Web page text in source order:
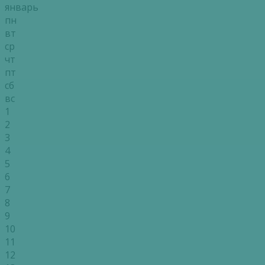
январь
пн
вт
ср
чт
пт
сб
вс
1
2
3
4
5
6
7
8
9
10
11
12